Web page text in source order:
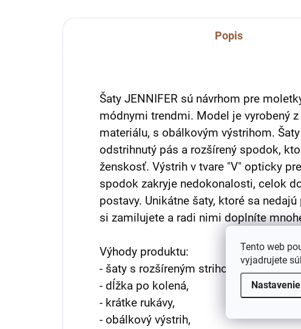
Tento web
vyjadrujete
Nastavenie
Popis
Šaty JENNIFER sú návrhom pre
módnymi trendmi. Model je vyrobený
materiálu, s obálkovým výstrihom.
odstrihnutý pás a rozšírený spodok,
ženskosť. Výstrih v tvare "V" opticky
spodok zakryje nedokonalosti, celok
postavy. Unikátne šaty, ktoré sa
si zamilujete a radi nimi doplníte
Výhody produktu:
- šaty s rozšíreným strihom,
- dĺžka po kolená,
- krátke rukávy,
- obálkový výstrih,